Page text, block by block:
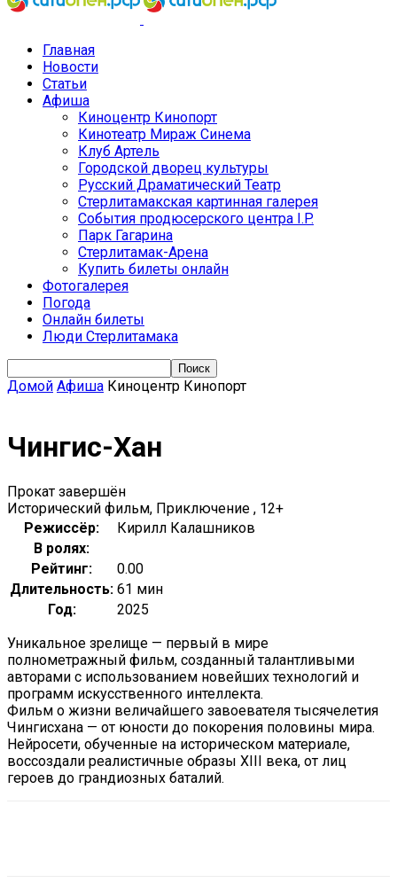
Главная
Новости
Статьи
Афиша
Киноцентр Кинопорт
Кинотеатр Мираж Синема
Клуб Артель
Городской дворец культуры
Русский Драматический Театр
Стерлитамакская картинная галерея
События продюсерского центра I.P.
Парк Гагарина
Стерлитамак-Арена
Купить билеты онлайн
Фотогалерея
Погода
Онлайн билеты
Люди Стерлитамака
Домой Афиша Киноцентр Кинопорт
Чингис-Хан
Прокат завершён
Исторический фильм, Приключение , 12+
Режиссёр:
Кирилл Калашников
В ролях:
Рейтинг:
0.00
Длительность: 61 мин
Год:
2025
Уникальное зрелище — первый в мире
полнометражный фильм, созданный талантливыми
авторами с использованием новейших технологий и
программ искусственного интеллекта.
Фильм о жизни величайшего завоевателя тысячелетия
Чингисхана — от юности до покорения половины мира.
Нейросети, обученные на историческом материале,
воссоздали реалистичные образы XIII века, от лиц
героев до грандиозных баталий.